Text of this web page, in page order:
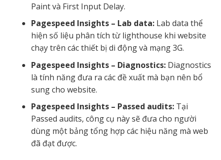
Paint và First Input Delay.
Pagespeed Insights – Lab data: Lab data thể
hiện số liệu phân tích từ lighthouse khi website
chạy trên các thiết bị di động và mạng 3G.
Pagespeed Insights – Diagnostics: Diagnostics
là tính năng đưa ra các đề xuất mà bạn nên bổ
sung cho website.
Pagespeed Insights – Passed audits: Tại
Passed audits, công cụ này sẽ đưa cho người
dùng một bảng tổng hợp các hiệu năng mà web
đã đạt được.